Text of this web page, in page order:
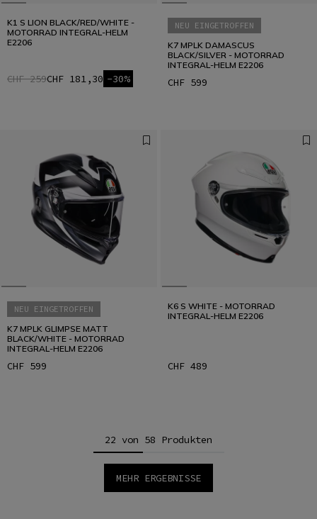
K1 S LION BLACK/RED/WHITE -
MOTORRAD INTEGRAL-HELM
E2206
CHF 259CHF 181,30 -30%
NEU EINGETROFFEN
K7 MPLK DAMASCUS
BLACK/SILVER - MOTORRAD
INTEGRAL-HELM E2206
CHF 599
NEU EINGETROFFEN
K7 MPLK GLIMPSE MATT
BLACK/WHITE - MOTORRAD
INTEGRAL-HELM E2206
CHF 599
K6 S WHITE - MOTORRAD
INTEGRAL-HELM E2206
CHF 489
22 von 58 Produkten
MEHR ERGEBNISSE